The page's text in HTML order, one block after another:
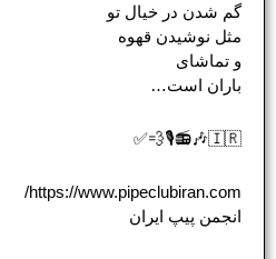
گم شدن در خیال تو
مثل نوشیدن قهوه
و تماشای
باران است…
🇮🇷🎶📻🎙💨✅
https://www.pipeclubiran.com/
انجمن پیپ ایران